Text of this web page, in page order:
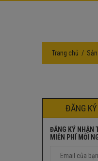
Trang chủ
ĐĂNG
ĐĂNG KÝ NHẬN
MIỄN PHÍ MỖI